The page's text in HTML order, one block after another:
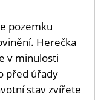
pozemku
Herečka
v minulosti
před úřady
stav zvířete